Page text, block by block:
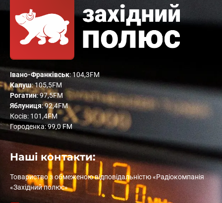
Івано-Франківськ: 104,3FM
Калуш: 105,5FM
Рогатин: 97,5FM
Яблуниця: 92,4FM
Косів: 101,4FM
Городенка: 99,0 FM
Наші контакти:
Товариство з обмеженою відповідальністю «Радіокомпанія
«Західний полюс»